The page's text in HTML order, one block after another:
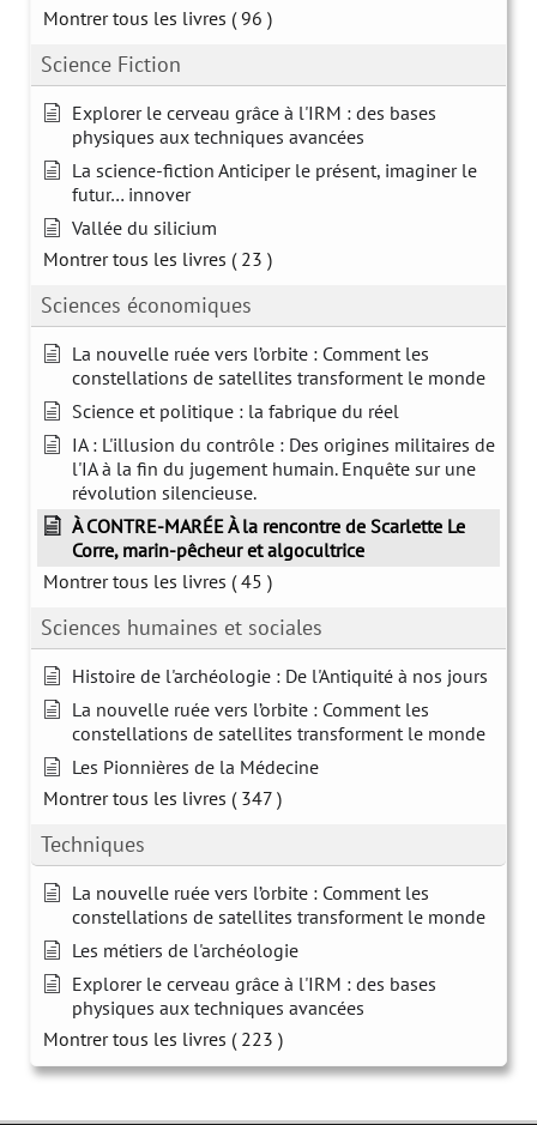
Montrer tous les livres ( 96 )
Science Fiction
Explorer le cerveau grâce à l'IRM : des bases
physiques aux techniques avancées
La science-fiction Anticiper le présent, imaginer le
futur… innover
Vallée du silicium
Montrer tous les livres ( 23 )
Sciences économiques
La nouvelle ruée vers l’orbite : Comment les
constellations de satellites transforment le monde
Science et politique : la fabrique du réel
IA : L'illusion du contrôle : Des origines militaires de
l'IA à la fin du jugement humain. Enquête sur une
révolution silencieuse.
À CONTRE-MARÉE À la rencontre de Scarlette Le
Corre, marin-pêcheur et algocultrice
Montrer tous les livres ( 45 )
Sciences humaines et sociales
Histoire de l'archéologie : De l'Antiquité à nos jours
La nouvelle ruée vers l’orbite : Comment les
constellations de satellites transforment le monde
Les Pionnières de la Médecine
Montrer tous les livres ( 347 )
Techniques
La nouvelle ruée vers l’orbite : Comment les
constellations de satellites transforment le monde
Les métiers de l'archéologie
Explorer le cerveau grâce à l'IRM : des bases
physiques aux techniques avancées
Montrer tous les livres ( 223 )